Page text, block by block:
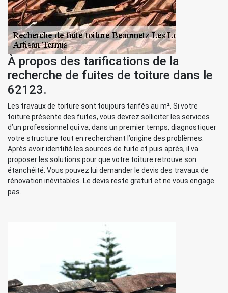
À propos des tarifications de la
recherche de fuites de toiture dans le
62123.
Les travaux de toiture sont toujours tarifés au m². Si votre
toiture présente des fuites, vous devrez solliciter les services
d’un professionnel qui va, dans un premier temps, diagnostiquer
votre structure tout en recherchant l’origine des problèmes.
Après avoir identifié les sources de fuite et puis après, il va
proposer les solutions pour que votre toiture retrouve son
étanchéité. Vous pouvez lui demander le devis des travaux de
rénovation inévitables. Le devis reste gratuit et ne vous engage
pas.